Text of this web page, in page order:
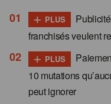
+ PLUS
franchisés veulent
+ PLUS
10 mutations
peut ignorer